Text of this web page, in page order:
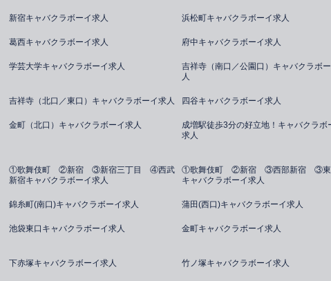
新宿キャバクラボーイ求人 浜松町キャバクラボーイ求人
葛西キャバクラボーイ求人 府中キャバクラボーイ求人
学芸大学キャバクラボーイ求人
吉祥寺（南口／公園口）キャバクラボ
人
吉祥寺（北口／東口）キャバクラボーイ求人 四谷キャバクラボーイ求人
金町（北口）キャバクラボーイ求人
成増駅徒歩3分の好立地！キャバクラボ
求人
①歌舞伎町 ②新宿 ③新宿三丁目 ④西武
新宿キャバクラボーイ求人
①歌舞伎町 ②新宿 ③西部新宿 ③東
キャバクラボーイ求人
錦糸町(南口)キャバクラボーイ求人 蒲田(西口)キャバクラボーイ求人
池袋東口キャバクラボーイ求人 金町キャバクラボーイ求人
下赤塚キャバクラボーイ求人 竹ノ塚キャバクラボーイ求人